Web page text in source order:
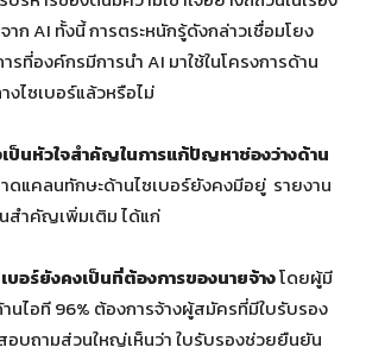
าก AI ทั้งนี้ การตระหนักรู้ดังกล่าวเชื่อมโยง
รที่องค์กรมีการนำ AI มาใช้ในโครงการด้าน
ไซเบอร์แล้วหรือไม่
ป็นหัวใจสำคัญในการแก้ปัญหาช่องว่างด้าน
ดแคลนทักษะด้านไซเบอร์ยังคงมีอยู่ รายงาน
สำคัญเพิ่มเติม ได้แก่
บอร์ยังคงเป็นที่ต้องการของนายจ้างโดยผู้มี
นไอที 96% ต้องการจ้างผู้สมัครที่มีใบรับรอง
บถามส่วนใหญ่เห็นว่า ใบรับรองช่วยยืนยัน